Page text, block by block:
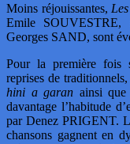
Moins réjouissantes,
Emile
Georges SAND, sont
Pour la première fois
reprises de
hini a garan ainsi que
davantage l’habitude
par Denez PRIGENT.
chansons gagnent en